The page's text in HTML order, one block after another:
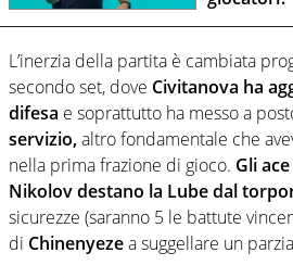
L’inerzia della partita è cambiata
secondo set, dove Civitanova ha
difesa e soprattutto ha messo a
servizio,altro fondamentale che
nella prima frazione di gioco. Gli
Nikolov destano la Lube dal
sicurezze (saranno 5 le battute
di Chinenyezea suggellare un